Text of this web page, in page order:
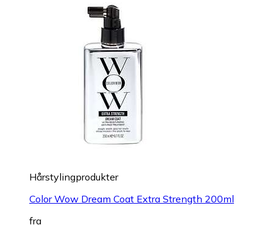
Hårstylingprodukter
Color Wow Dream Coat Extra Strength 200ml
fra